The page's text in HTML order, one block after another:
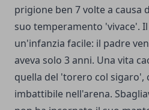
prigione ben 7 volte a causa
suo temperamento 'vivace'.
un'infanzia facile: il padre
aveva solo 3 anni. Una vita
quella del 'torero col sigaro',
imbattibile nell'arena.